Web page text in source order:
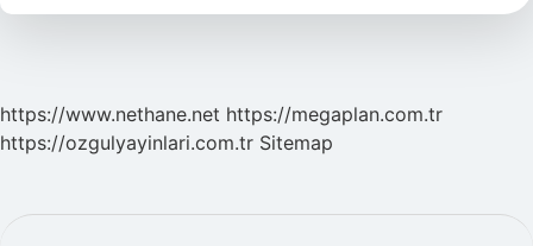
https://www.nethane.net https://megaplan.com.tr
https://ozgulyayinlari.com.tr Sitemap